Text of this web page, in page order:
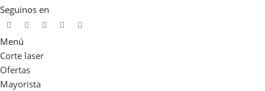
Seguinos en
Menú
Corte laser
Ofertas
Mayorista